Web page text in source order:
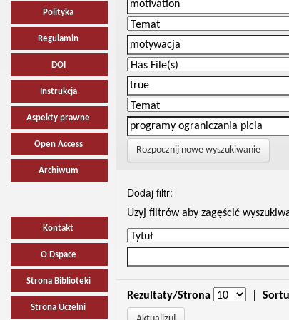
Polityka
Regulamin
DOI
Instrukcja
Aspekty prawne
Open Access
Archiwum
Kontakt
O Dspace
Strona Biblioteki
Strona Uczelni
Rozpocznij nowe wyszukiwanie
Dodaj filtr:
Uzyj filtrów aby zagęścić
Rezultaty/Strona